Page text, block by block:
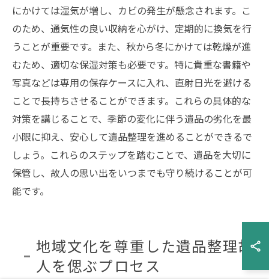
にかけては湿気が増し、カビの発生が懸念されます。こ
のため、通気性の良い収納を心がけ、定期的に換気を行
うことが重要です。また、秋から冬にかけては乾燥が進
むため、適切な保湿対策も必要です。特に貴重な書籍や
写真などは専用の保存ケースに入れ、直射日光を避ける
ことで長持ちさせることができます。これらの具体的な
対策を講じることで、季節の変化に伴う遺品の劣化を最
小限に抑え、安心して遺品整理を進めることができるで
しょう。これらのステップを踏むことで、遺品を大切に
保管し、故人の思い出をいつまでも守り続けることが可
能です。
地域文化を尊重した遺品整理故
人を偲ぶプロセス